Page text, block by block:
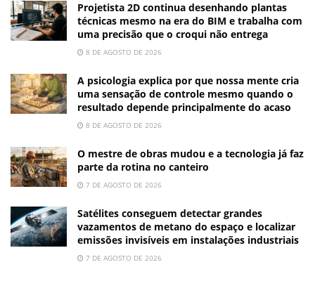
Projetista 2D continua desenhando plantas
técnicas mesmo na era do BIM e trabalha com
uma precisão que o croqui não entrega
8 DE AGOSTO DE 2026
A psicologia explica por que nossa mente cria
uma sensação de controle mesmo quando o
resultado depende principalmente do acaso
8 DE AGOSTO DE 2026
O mestre de obras mudou e a tecnologia já faz
parte da rotina no canteiro
7 DE AGOSTO DE 2026
Satélites conseguem detectar grandes
vazamentos de metano do espaço e localizar
emissões invisíveis em instalações industriais
7 DE AGOSTO DE 2026